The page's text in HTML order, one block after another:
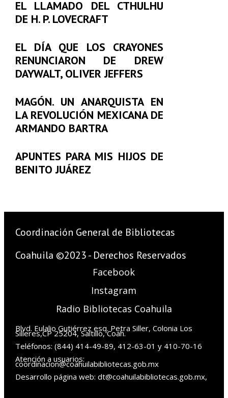
EL LLAMADO DEL CTHULHU
DE H. P. LOVECRAFT
EL DÍA QUE LOS CRAYONES
RENUNCIARON DE DREW
DAYWALT, OLIVER JEFFERS
MAGÓN. UN ANARQUISTA EN
LA REVOLUCIÓN MEXICANA DE
ARMANDO BARTRA
APUNTES PARA MIS HIJOS DE
BENITO JUÁREZ
Coordinación General de Bibliotecas
Coahuila ©2023 - Derechos Reservados
Facebook
Instagram
Radio Bibliotecas Coahuila
Blvd. Eulalio Gutiérrez esq. Petra Siller, Colonia Los
Silleres,CP 25204, Saltillo, Coah.
Teléfonos: (844) 414-49-89, 412-63-01 y 410-70-16
Atención a usuarios:
coordinacion@coahuilabibliotecas.gob.mx
Desarrollo página web: dt@coahuilabibliotecas.gob.mx,